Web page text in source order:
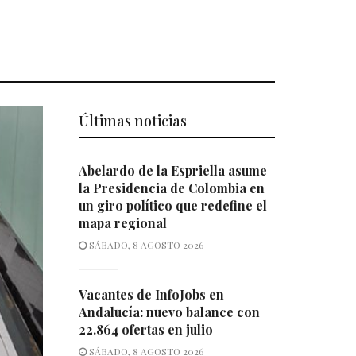
Últimas noticias
Abelardo de la Espriella asume
la Presidencia de Colombia en
un giro político que redefine el
mapa regional
SÁBADO, 8 AGOSTO 2026
Vacantes de InfoJobs en
Andalucía: nuevo balance con
22.864 ofertas en julio
SÁBADO, 8 AGOSTO 2026